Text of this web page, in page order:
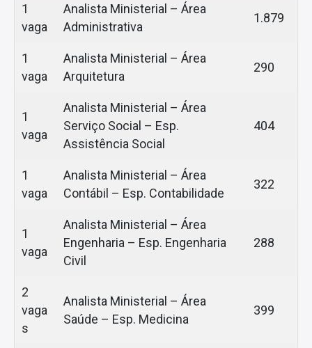
1
vaga
Analista Ministerial – Área
Administrativa
1.879
1
vaga
Analista Ministerial – Área
Arquitetura
290
1
vaga
Analista Ministerial – Área
Serviço Social – Esp.
Assistência Social
404
1
vaga
Analista Ministerial – Área
Contábil – Esp. Contabilidade
322
1
vaga
Analista Ministerial – Área
Engenharia – Esp. Engenharia
Civil
288
2
vaga
s
Analista Ministerial – Área
Saúde – Esp. Medicina
399